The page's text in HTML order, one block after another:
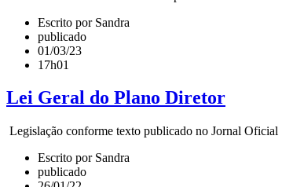
Escrito por Sandra
publicado
01/03/23
17h01
Lei Geral do Plano Diretor
Legislação conforme texto publicado no Jornal
Escrito por Sandra
publicado